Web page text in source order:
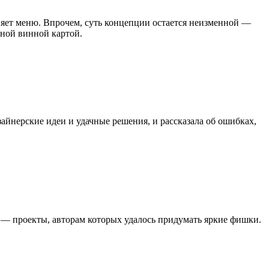
меню. Впрочем, суть концепции остается неизменной —
винной картой.
идеи и удачные решения, и рассказала об ошибках,
проекты, авторам которых удалось придумать яркие фишки.